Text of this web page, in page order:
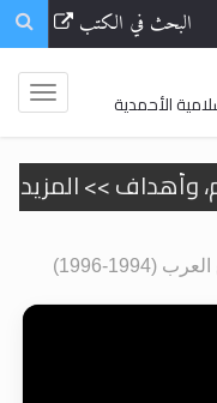
البحث في الكتب
الأحمدية
وأهداف >> المزيد
أهمية عيد
(1994-1996)